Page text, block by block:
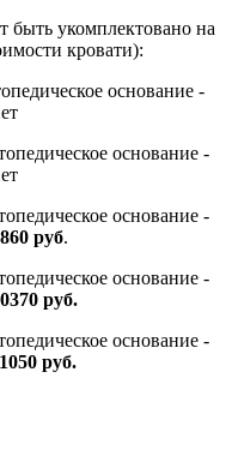
быть укомплектовано на
кровати):
основание -
основание -
основание -
руб.
основание -
руб.
основание -
руб.